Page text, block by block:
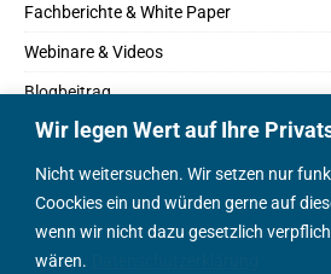
Wir legen Wert auf Ihre
Nicht weitersuchen. Wir setzen nur
Coockies ein und würden gerne auf
wenn wir nicht dazu gesetzlich
wären.
Fachberichte & White Paper
Webinare & Videos
Blogbeitrag
Fachbücher
Marktreport
Podcasts
Positionspapier